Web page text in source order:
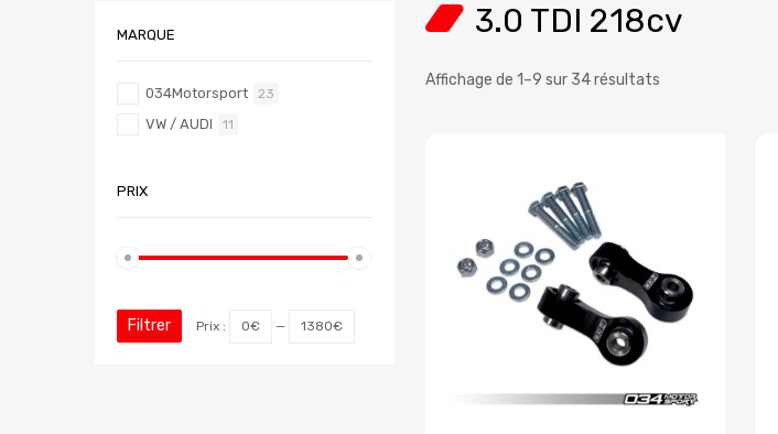
3.0 TDI 218cv
Affichage de 1–9 sur 34 résultats
MARQUE
034Motorsport 23
VW / AUDI 11
PRIX
Filtrer Prix : 0€ — 1380€